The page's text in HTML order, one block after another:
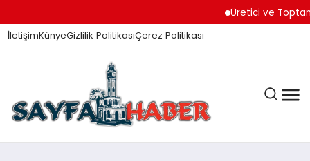
Üretici ve Toptancılar
İletişimKünyeGizlilik PolitikasıÇerez Politikası